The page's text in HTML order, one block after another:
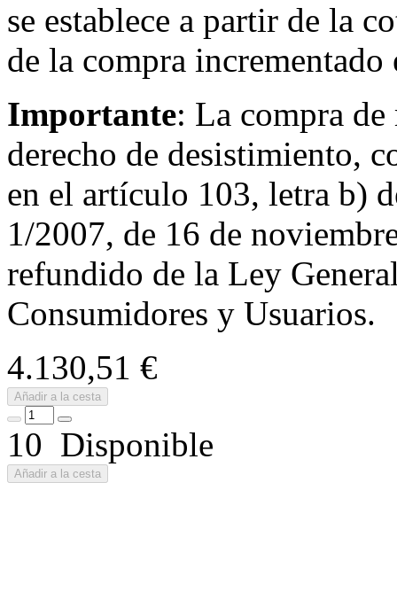
se establece a partir de la
de la compra incrementado
Importante: La compra
derecho de desistimiento,
en el artículo 103, letra b)
1/2007, de 16 de
refundido de la Ley
Consumidores y Usuarios.
4.130,51 €
Añadir a la cesta
10 Disponible
Añadir a la cesta